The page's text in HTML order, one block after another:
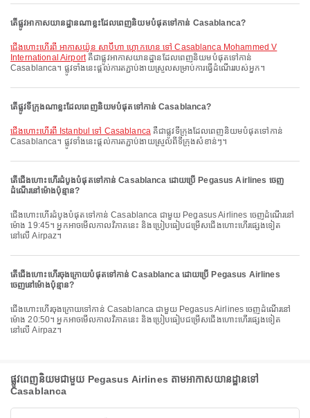
តើផ្លូវអាកាសយានដ្ឋានណាខ្លះដែលពេញនិយមបំផុតទៅកាន់ Casablanca?
ជើងហោះហើរពី អាកាសយ៉ូន សាប៊ីហា ហ្គោកហេន ទៅ Casablanca Mohammed V
International Airportគឺជាផ្លូវអាកាសយានដ្ឋានដែលពេញនិយមបំផុតទៅកាន់
Casablanca។ ផ្លូវទាំងនេះផ្តល់ការតភ្ជាប់ងាយស្រួលសម្រាប់ការធ្វើដំណើររបស់អ្នក។
តើផ្លូវទីក្រុងណាខ្លះដែលពេញនិយមបំផុតទៅកាន់ Casablanca?
ជើងហោះហើរពី Istanbul ទៅ Casablancaគឺជាផ្លូវទីក្រុងដែលពេញនិយមបំផុតទៅកាន់
Casablanca។ ផ្លូវទាំងនេះផ្តល់ការតភ្ជាប់ងាយស្រួលពីទីក្រុងសំខាន់ៗ។
តើជើងហោះហើរដំបូងបំផុតទៅកាន់ Casablanca ដោយប្រើ Pegasus Airlines ចេញ
ដំណើរនៅម៉ោងប៉ុន្មាន?
ជើងហោះហើរដំបូងបំផុតទៅកាន់ Casablanca ជាមួយ Pegasus Airlines ចេញដំណើរនៅ
ម៉ោង 19:45។ អ្នកអាចមើលកាលវិភាគនេះ និងប្រៀបធៀបជម្រើសជើងហោះហើរផ្សេងទៀត
នៅលើ Airpaz។
តើជើងហោះហើរចុងក្រោយបំផុតទៅកាន់ Casablanca ដោយប្រើ Pegasus Airlines
ចេញនៅម៉ោងប៉ុន្មាន?
ជើងហោះហើរចុងក្រោយទៅកាន់ Casablanca ជាមួយ Pegasus Airlines ចេញដំណើរនៅ
ម៉ោង 20:50។ អ្នកអាចមើលកាលវិភាគនេះ និងប្រៀបធៀបជម្រើសជើងហោះហើរផ្សេងទៀត
នៅលើ Airpaz។
ផ្លូវពេញនិយមជាមួយ Pegasus Airlines តាមអាកាសយានដ្ឋានទៅ
Casablanca